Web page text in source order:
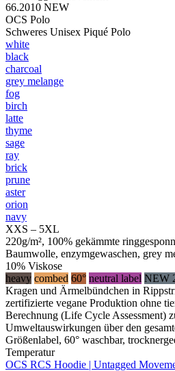
66.2010 NEW
OCS Polo
Schweres Unisex Piqué Polo
white
black
charcoal
grey melange
fog
birch
latte
thyme
sage
ray
brick
prune
aster
orion
navy
XXS – 5XL
220g/m², 100% gekämmte
Baumwolle, enzymgewaschen, grey
10% Viskose
heavy combed 60° neutral label NEW
Kragen und Ärmelbündchen in
zertifizierte vegane Produktion ohne
Berechnung (Life Cycle Assessment)
Umweltauswirkungen über den
Größenlabel, 60° waschbar,
Temperatur
OCS RCS Hoodie | Untagged